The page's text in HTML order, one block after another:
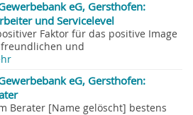
eG, Gersthofen:
und Servicelevel
Faktor für das positive Image
und
eG, Gersthofen:
Berater [Name gelöscht] bestens